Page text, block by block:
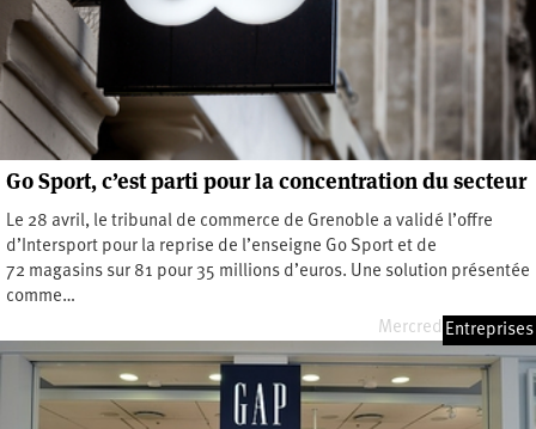
Go Sport, c’est parti pour la concentration du secteur
Le 28 avril, le tribunal de commerce de Grenoble a validé l’offre
d’Intersport pour la reprise de l’enseigne Go Sport et de
72 magasins sur 81 pour 35 millions d’euros. Une solution présentée
comme…
Mercredi 3 mai 2023
Entreprises